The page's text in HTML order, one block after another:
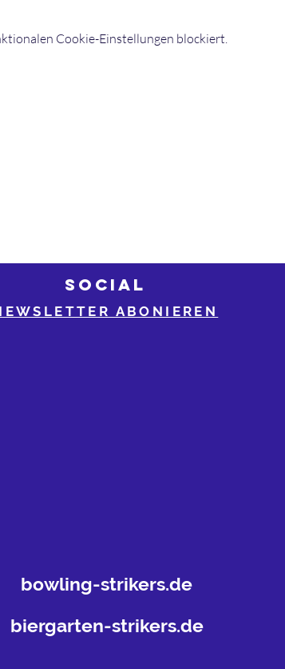
Cookie-Einstellungen blockiert.
SOCIAL
ABONIEREN
bowling-strikers.de
biergarten-strikers.de